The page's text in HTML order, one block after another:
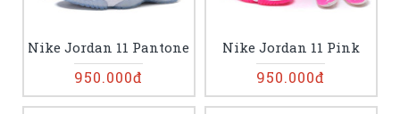
Nike Jordan 11 Pantone
950.000đ
Nike Jordan 11 Pink
950.000đ